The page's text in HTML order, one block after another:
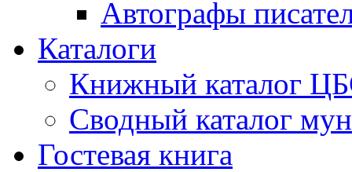
Автографы
Каталоги
Книжный каталог
Сводный каталог
Гостевая книга